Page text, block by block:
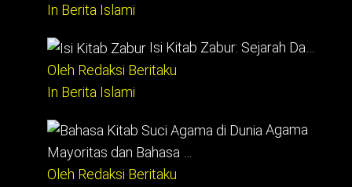
In Berita Islami
Isi Kitab Zabur: Sejarah Da…
Oleh Redaksi Beritaku
In Berita Islami
Agama
Mayoritas dan Bahasa …
Oleh Redaksi Beritaku